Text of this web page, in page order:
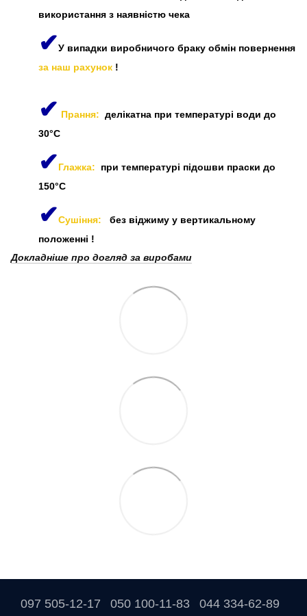
використання з наявністю чека
✔У випадки виробничого браку обмін повернення
за наш рахунок !
✔ Прання: делікатна при температурі води до
30°C
✔Глажка: при температурі підошви праски до
150°C
✔Сушіння:
без віджиму у вертикальному
положенні !
Докладніше про догляд за виробами
097 505-12-17 050 100-11-83 044 334-62-89